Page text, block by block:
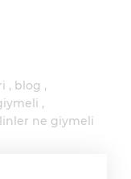
blog
ne giymeli